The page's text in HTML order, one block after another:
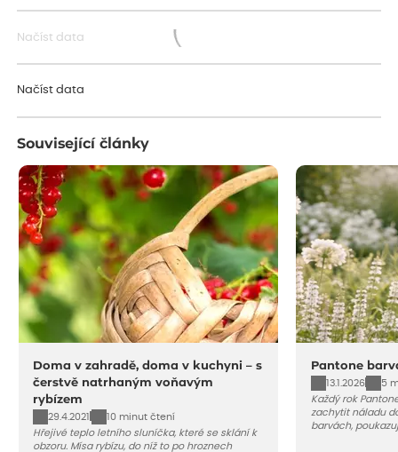
Načíst data
Načíst data
Související články
Doma v zahradě, doma v kuchyni – s
čerstvě natrhaným voňavým
rybízem
29.4.2021
10 minut čtení
Hřejivé teplo letního sluníčka, které se sklání k
obzoru. Mísa rybízu, do níž to po hroznech
Pantone
13.1.2026
5
Každý rok
zachytit náladu
barvách,